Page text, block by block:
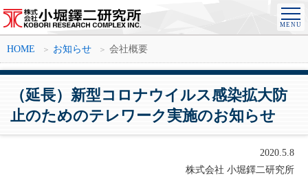
HOME お知らせ 会社概要
（延長）新型コロナウイルス感染拡大防
止のためのテレワーク実施のお知らせ
2020.5.8
株式会社 小堀鐸二研究所